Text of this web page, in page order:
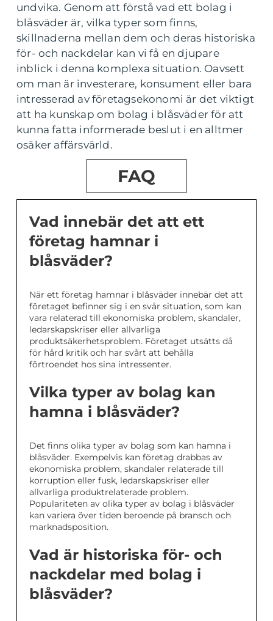
undvika. Genom att förstå vad ett bolag i
blåsväder är, vilka typer som finns,
skillnaderna mellan dem och deras historiska
för- och nackdelar kan vi få en djupare
inblick i denna komplexa situation. Oavsett
om man är investerare, konsument eller bara
intresserad av företagsekonomi är det viktigt
att ha kunskap om bolag i blåsväder för att
kunna fatta informerade beslut i en alltmer
osäker affärsvärld.
FAQ
Vad innebär det att ett
företag hamnar i
blåsväder?
När ett företag hamnar i blåsväder innebär det att
företaget befinner sig i en svår situation, som kan
vara relaterad till ekonomiska problem, skandaler,
ledarskapskriser eller allvarliga
produktsäkerhetsproblem. Företaget utsätts då
för hård kritik och har svårt att behålla
förtroendet hos sina intressenter.
Vilka typer av bolag kan
hamna i blåsväder?
Det finns olika typer av bolag som kan hamna i
blåsväder. Exempelvis kan företag drabbas av
ekonomiska problem, skandaler relaterade till
korruption eller fusk, ledarskapskriser eller
allvarliga produktrelaterade problem.
Populariteten av olika typer av bolag i blåsväder
kan variera över tiden beroende på bransch och
marknadsposition.
Vad är historiska för- och
nackdelar med bolag i
blåsväder?